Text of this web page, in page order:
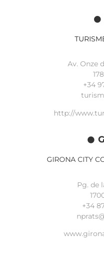
Av. Onze
+34
http://
GIRONA CITY
Pg. de
+34